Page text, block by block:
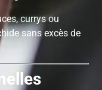
currys ou
sans excès de